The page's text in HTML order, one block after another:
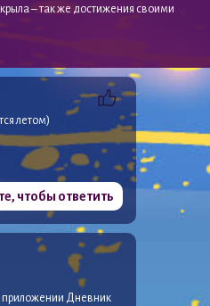
– так же достижения своими
летом)
чтобы ответить
приложении Дневник